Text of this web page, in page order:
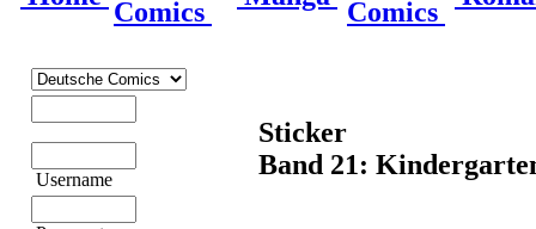
Comics
Comics
Username
Sticker
Band 21: